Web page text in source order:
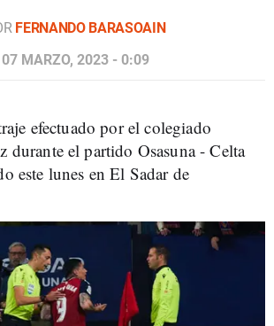
FERNANDO BARASOAIN
07 MARZO, 2023 - 0:09
efectuado por el colegiado
durante el partido Osasuna - Celta
este lunes en El Sadar de